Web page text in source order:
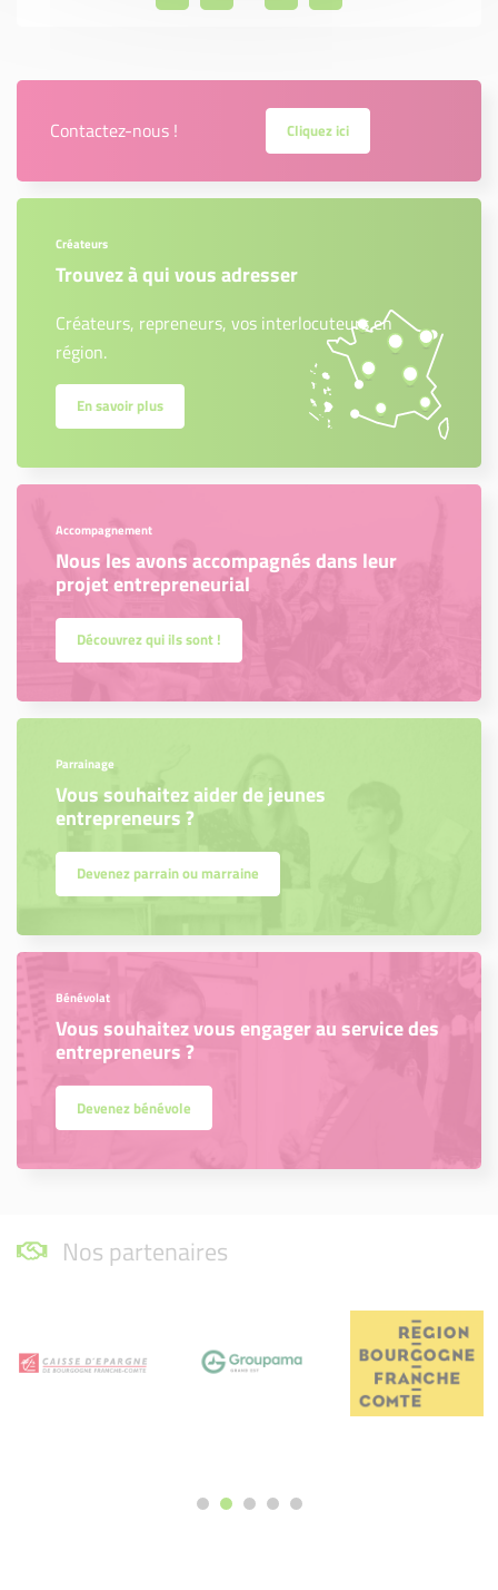
Contactez-nous ! Cliquez ici
Créateurs
Trouvez à qui vous adresser
Créateurs, repreneurs, vos interlocuteurs en
région.
En savoir plus
Accompagnement
Nous les avons accompagnés dans leur
projet entrepreneurial
Découvrez qui ils sont !
Parrainage
Vous souhaitez aider de jeunes
entrepreneurs ?
Devenez parrain ou marraine
Bénévolat
Vous souhaitez vous engager au service des
entrepreneurs ?
Devenez bénévole
Nos partenaires